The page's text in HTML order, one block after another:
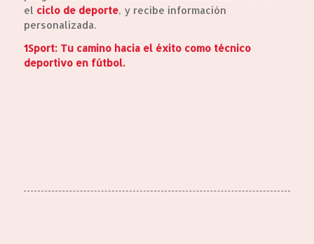
el ciclo de deporte, y recibe información
personalizada.
1Sport: Tu camino hacia el éxito como técnico
deportivo en fútbol.